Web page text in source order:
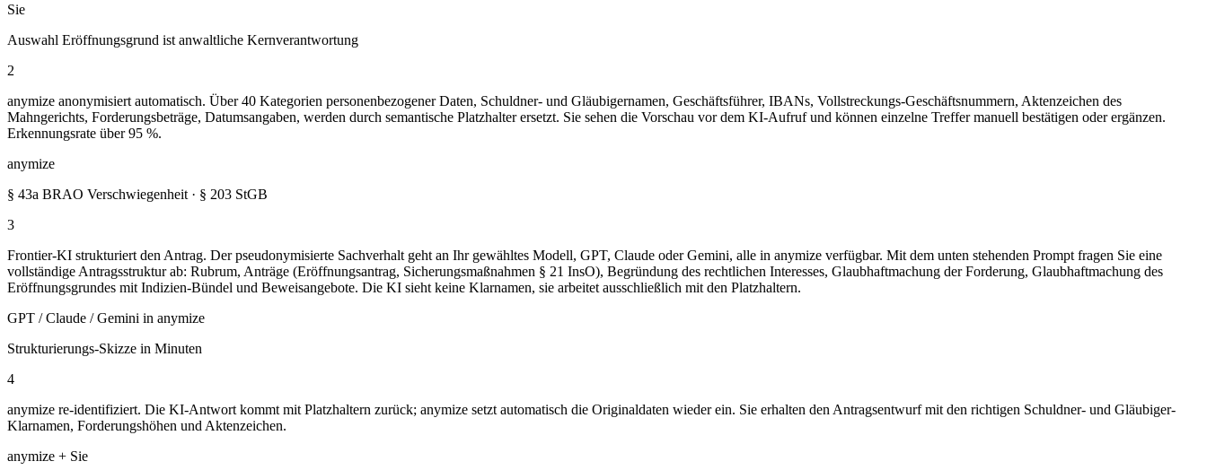
Sie
Auswahl Eröffnungsgrund ist anwaltliche Kernverantwortung
2
anymize anonymisiert automatisch. Über 40 Kategorien personenbezogener Daten, Schuldner- und Gläubigernamen, Geschäftsführer, IBANs, Vollstreckungs-Geschäftsnummern, Aktenzeichen des
Mahngerichts, Forderungsbeträge, Datumsangaben, werden durch semantische Platzhalter ersetzt. Sie sehen die Vorschau vor dem KI-Aufruf und können einzelne Treffer manuell bestätigen oder ergänzen.
Erkennungsrate über 95 %.
anymize
§ 43a BRAO Verschwiegenheit · § 203 StGB
3
Frontier-KI strukturiert den Antrag. Der pseudonymisierte Sachverhalt geht an Ihr gewähltes Modell, GPT, Claude oder Gemini, alle in anymize verfügbar. Mit dem unten stehenden Prompt fragen Sie eine
vollständige Antragsstruktur ab: Rubrum, Anträge (Eröffnungsantrag, Sicherungsmaßnahmen § 21 InsO), Begründung des rechtlichen Interesses, Glaubhaftmachung der Forderung, Glaubhaftmachung des
Eröffnungsgrundes mit Indizien-Bündel und Beweisangebote. Die KI sieht keine Klarnamen, sie arbeitet ausschließlich mit den Platzhaltern.
GPT / Claude / Gemini in anymize
Strukturierungs-Skizze in Minuten
4
anymize re-identifiziert. Die KI-Antwort kommt mit Platzhaltern zurück; anymize setzt automatisch die Originaldaten wieder ein. Sie erhalten den Antragsentwurf mit den richtigen Schuldner- und Gläubiger-
Klarnamen, Forderungshöhen und Aktenzeichen.
anymize + Sie